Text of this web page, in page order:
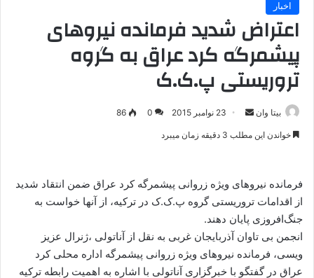
اخبار
اعتراض شدید فرمانده نیروهای
پیشمرگه کرد عراق به گروه
تروریستی پ.ک.ک
بیتا وان
ر
ل
ی
23 نوامبر 2015 0
86
خواندن این مطلب 3 دقیقه زمان میبرد
فرمانده نیروهای ویژه زروانی پیشمرگه کرد عراق ضمن انتقاد شدید
از اقدامات تروریستی گروه پ.ک.ک در ترکیه، از آنها خواست به
جنگ‌افروزی پایان دهند.
انجمن بی تاوان آذربایجان غربی به نقل از آناتولی ،ژنرال عزیز
ویسی، فرمانده نیروهای ویژه زروانی پیشمرگه اداره محلی کرد
عراق در گفتگو با خبرگزاری آناتولی با اشاره به اهمیت رابطه ترکیه